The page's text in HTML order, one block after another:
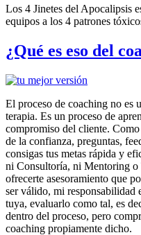
Los 4 Jinetes del Apocalipsis
equipos a los 4 patrones
¿Qué es eso del
El proceso de coaching no es
terapia. Es un proceso de
compromiso del cliente.
de la confianza, preguntas,
consigas tus metas rápida y
ni Consultoría, ni Mentoring o
ofrecerte asesoramiento que
ser válido, mi responsabilidad
tuya, evaluarlo como tal, es
dentro del proceso, pero
coaching propiamente dicho.